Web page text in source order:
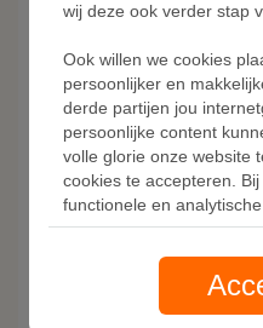
wij deze ook verder stap
Ook willen we cookies
persoonlijker en
derde partijen jou
persoonlijke content
volle glorie onze website
cookies te accepteren.
functionele en analytische